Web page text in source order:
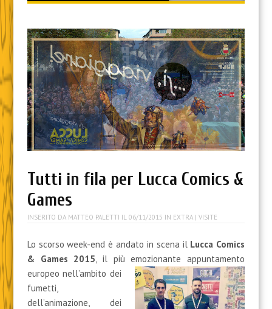
content
Tutti in fila per Lucca Comics &
Games
INSERITO DA MATTEO PALETTI IL 06/11/2015 IN EXTRA| VISITE
Lo scorso week-end è andato in scena il Lucca Comics
& Games 2015 , il più emozionante appuntamento
europeo nell’ambito dei
fumetti,
dell’animazione, dei